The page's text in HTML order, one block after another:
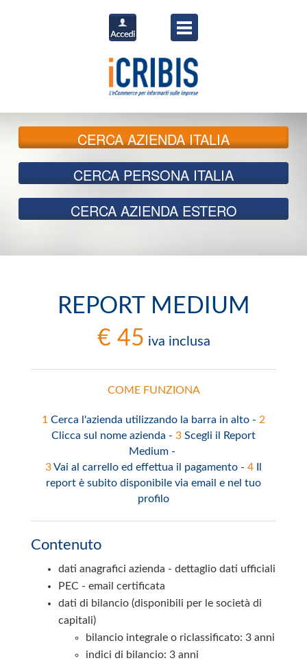
CERCAAZIENDA ITALIA
CERCA PERSONA ITALIA
CERCA AZIENDA ESTERO
REPORT MEDIUM
€ 45 iva inclusa
COME FUNZIONA
1 Cerca l'azienda utilizzando la barra in alto - 2
Clicca sul nome azienda - 3 Scegli il Report
Medium -
3Vai al carrello ed effettua il pagamento - 4 Il
report è subito disponibile via email e nel tuo
profilo
Contenuto
dati anagrafici azienda - dettaglio dati ufficiali
PEC - email certificata
dati di bilancio (disponibili per le società di
capitali)
bilancio integrale o riclassificato: 3 anni
indici di bilancio: 3 anni